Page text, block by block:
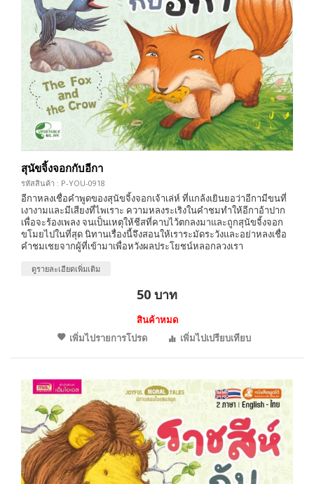
สุนัขจิ้งจอกกับอีกา
รหัสสินค้า : P-YOU-0918
อีกาหลงเชื่อคำพูดของสุนัขจิ้งจอกเจ้าเล่ห์ ที่แกล้งเยินยอว่าอีกามีขนที่
เงางามและมีเสียงที่ไพเราะ ความหลงระเริงในคำชมทำให้อีกาอ้าปาก
เพื่อจะร้องเพลง จนเป็นเหตุให้ชีสที่คาบไว้ตกลงมาและถูกสุนัขจิ้งจอก
ขโมยไปในที่สุด นิทานเรื่องนี้จึงสอนให้เราระมัดระวังและอย่าหลงเชื่อ
คำชมเชยจากผู้ที่เข้ามาเพื่อหวังผลประโยชน์หลอกลวงเรา
ดูรายละเอียดเพิ่มเติม
50 บาท
สินค้าหมด
เพิ่มไปรายการโปรด
เพิ่มไปเปรียบเทียบ